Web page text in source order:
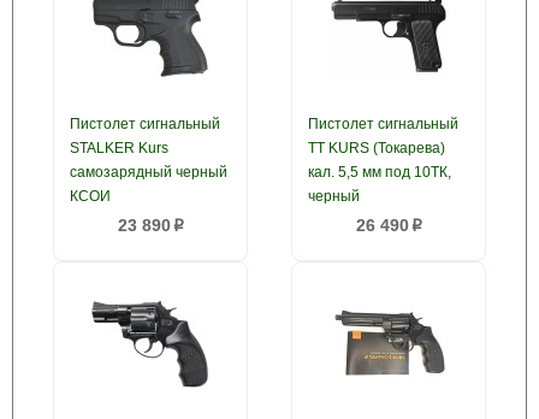
Пистолет сигнальный
STALKER Kurs
самозарядный черный
КСОИ
23 890p
Пистолет сигнальный
ТТ KURS (Токарева)
кал. 5,5 мм под 10ТК,
черный
26 490p